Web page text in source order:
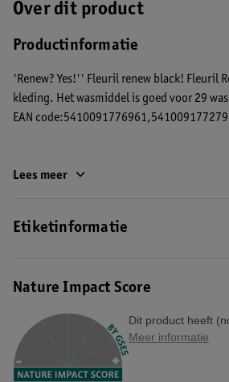
Over dit product
Productinformatie
'Renew? Yes!'' Fleuril renew black! Fleuril
kleding. Het wasmiddel is goed voor 29
EAN
Lees meer
Etiketinformatie
Nature Impact Score
Dit product heeft
Meer informatie